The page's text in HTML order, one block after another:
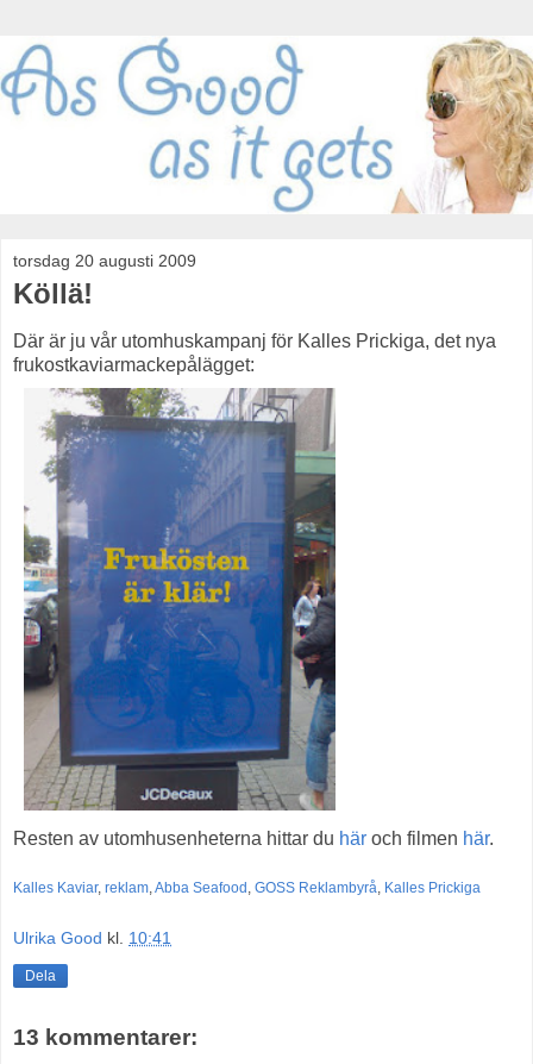
torsdag 20 augusti 2009
Köllä!
Där är ju vår utomhuskampanj för Kalles Prickiga, det nya
frukostkaviarmackepålägget:
Resten av utomhusenheterna hittar du här och filmen här.
Kalles Kaviar, reklam,Abba Seafood , GOSS Reklambyrå, Kalles Prickiga
Ulrika Good kl. 10:41
Dela
13 kommentarer: